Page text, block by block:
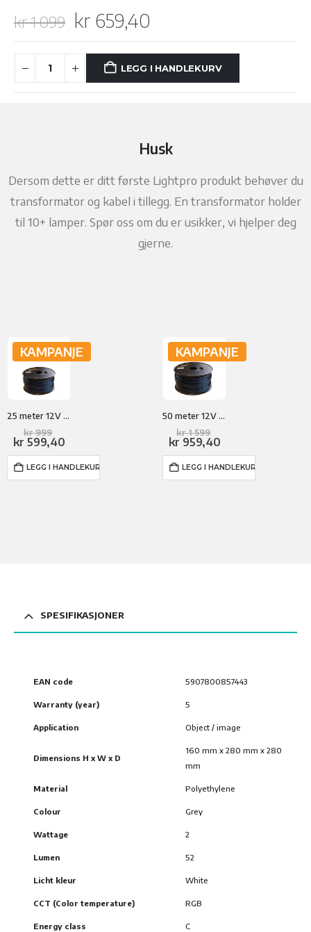
kr1 099 Opprinnelig
pris
var:
kr 1
099.
kr659,40
pris
er:
kr 659,40.
LEGG I HANDLEKURV
Husk
Dersom dette er ditt første Lightpro produkt behøver du
transformator og kabel i tillegg. En transformator holder
til 10+ lamper. Spør oss om du er usikker, vi hjelper deg
gjerne.
KAMPANJE
25 meter 12V kabel
kr999
pris
kr 999.
kr 599,40Nåværende
er:
kr 599,40.
LEGG I HANDLEKURV
KAMPANJE
50 meter 12V kabel
kr1 599
pris
kr 1
599.
kr 959,40Nåværende
er:
kr 959,40.
LEGG I HANDLEKURV
SPESIFIKASJONER
EAN code 5907800857443
Warranty (year) 5
Application Object / image
Dimensions H x W x D
160 mm x 280 mm x 280
mm
Material Polyethylene
Colour Grey
Wattage 2
Lumen 52
Licht kleur White
CCT (Color temperature) RGB
Energy class C